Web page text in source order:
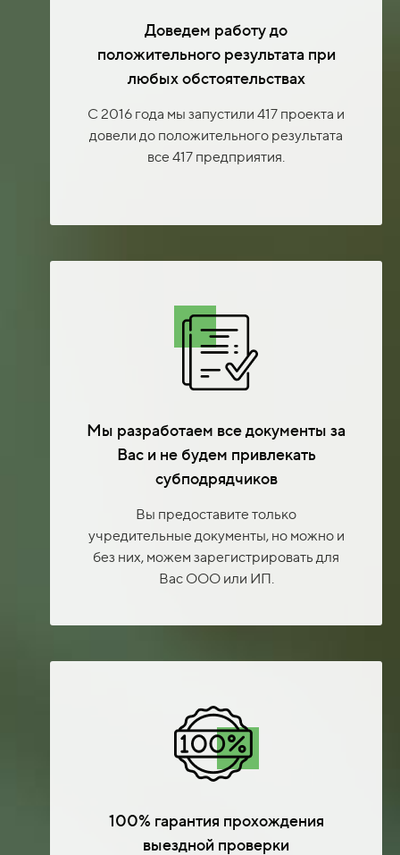
Доведем работу до
положительного результата при
любых обстоятельствах
С 2016 года мы запустили 417 проекта и
довели до положительного результата
все 417 предприятия.
Мы разработаем все документы за
Вас и не будем привлекать
субподрядчиков
Вы предоставите только
учредительные документы, но можно и
без них, можем зарегистрировать для
Вас ООО или ИП.
100% гарантия прохождения
выездной проверки